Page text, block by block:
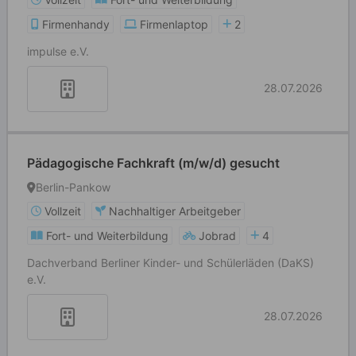
Firmenhandy
Firmenlaptop
2
impulse e.V.
28.07.2026
Pädagogische Fachkraft (m/w/d) gesucht
Berlin-Pankow
Vollzeit
Nachhaltiger Arbeitgeber
Fort- und Weiterbildung
Jobrad
4
Dachverband Berliner Kinder- und Schülerläden (DaKS)
e.V.
28.07.2026